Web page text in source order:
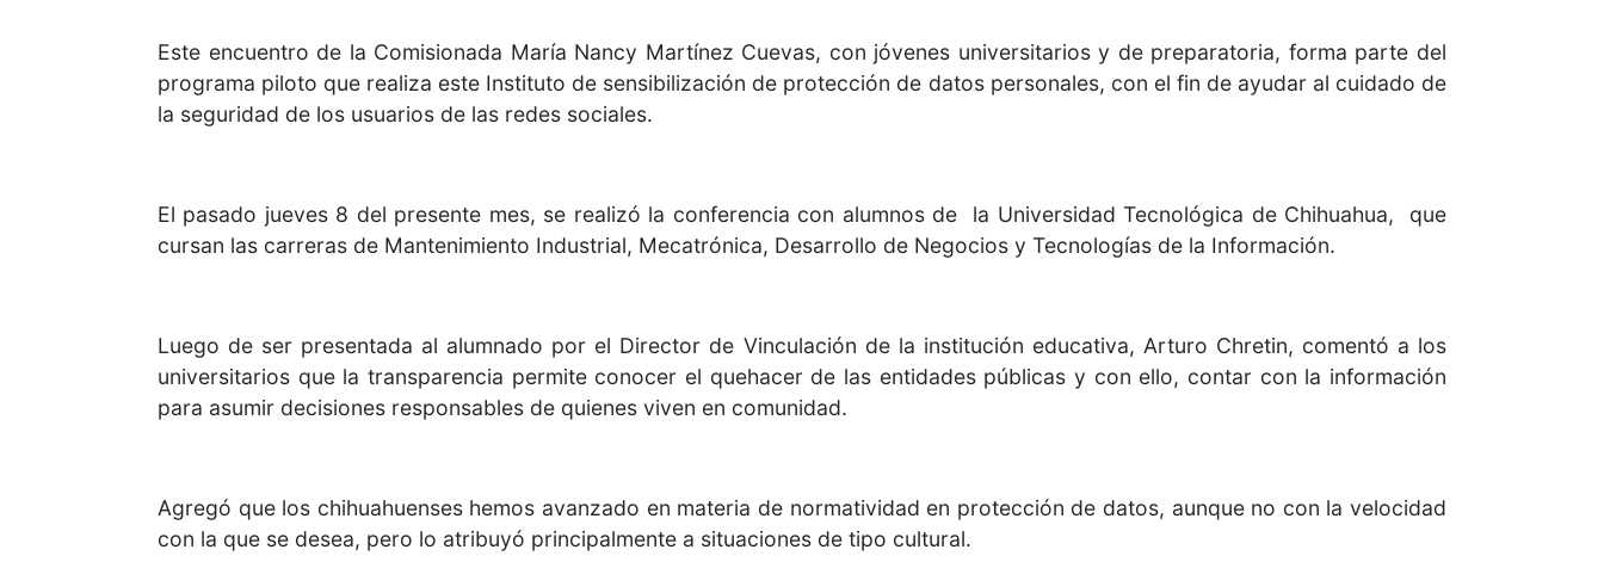
Este encuentro de la Comisionada María Nancy Martínez Cuevas, con jóvenes universitarios y de preparatoria, forma parte del
programa piloto que realiza este Instituto de sensibilización de protección de datos personales, con el fin de ayudar al cuidado de
la seguridad de los usuarios de las redes sociales.
El pasado jueves 8 del presente mes, se realizó la conferencia con alumnos de la Universidad Tecnológica de Chihuahua, que
cursan las carreras de Mantenimiento Industrial, Mecatrónica, Desarrollo de Negocios y Tecnologías de la Información.
Luego de ser presentada al alumnado por el Director de Vinculación de la institución educativa, Arturo Chretin, comentó a los
universitarios que la transparencia permite conocer el quehacer de las entidades públicas y con ello, contar con la información
para asumir decisiones responsables de quienes viven en comunidad.
Agregó que los chihuahuenses hemos avanzado en materia de normatividad en protección de datos, aunque no con la velocidad
con la que se desea, pero lo atribuyó principalmente a situaciones de tipo cultural.